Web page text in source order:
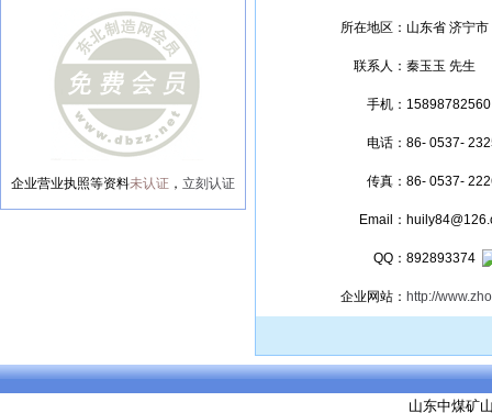
企业营业执照等资料未认证 ， 立刻认证
所在地区： 山东省 济宁市
联系人： 秦玉玉 先生
手机： 15898782560
电话： 86- 0537-
传真： 86- 0537-
Email：
QQ： 892893374
企业网站： http://
山东中煤矿